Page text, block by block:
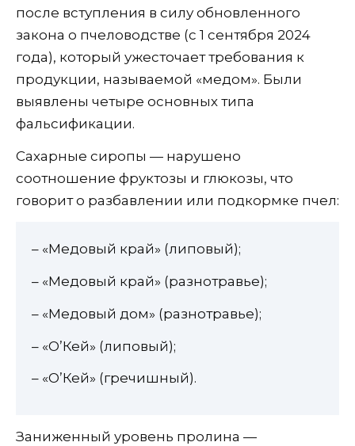
после вступления в силу обновленного
закона о пчеловодстве (с 1 сентября 2024
года), который ужесточает требования к
продукции, называемой «медом». Были
выявлены четыре основных типа
фальсификации.
Сахарные сиропы — нарушено
соотношение фруктозы и глюкозы, что
говорит о разбавлении или подкормке пчел:
– «Медовый край» (липовый);
– «Медовый край» (разнотравье);
– «Медовый дом» (разнотравье);
– «О’Кей» (липовый);
– «О’Кей» (гречишный).
Заниженный уровень пролина —